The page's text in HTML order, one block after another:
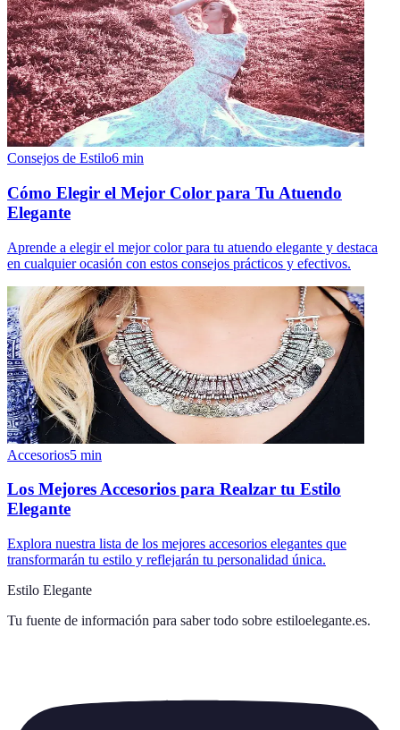
Consejos de Estilo6 min
Cómo Elegir el Mejor Color para Tu Atuendo
Elegante
Aprende a elegir el mejor color para tu atuendo elegante y destaca
en cualquier ocasión con estos consejos prácticos y efectivos.
Accesorios5 min
Los Mejores Accesorios para Realzar tu Estilo
Elegante
Explora nuestra lista de los mejores accesorios elegantes que
transformarán tu estilo y reflejarán tu personalidad única.
Estilo Elegante
Tu fuente de información para saber todo sobre estiloelegante.es.